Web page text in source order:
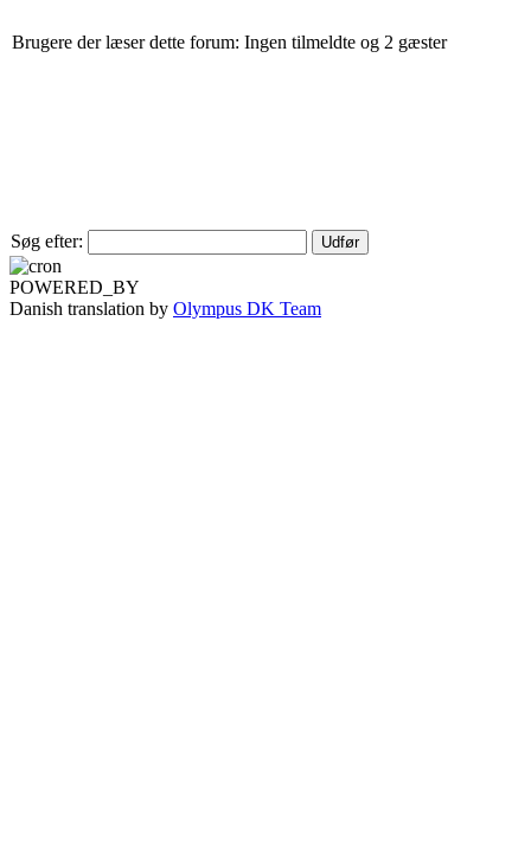
Brugere der læser dette forum: Ingen tilmeldte og 2 gæster
Søg efter:
POWERED_BY
Danish translation by Olympus DK Team